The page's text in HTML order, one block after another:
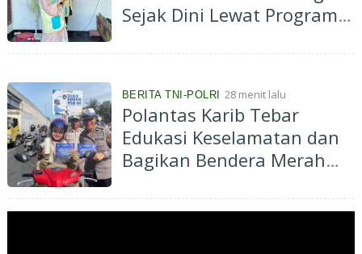
Sejak Dini Lewat Program
Harapan” di TK As Salam
BERITA TNI-POLRI 28 menit lalu
Polantas Karib Tebar
Edukasi Keselamatan dan
Bagikan Bendera Merah
Gaungkan Tertib Lalu